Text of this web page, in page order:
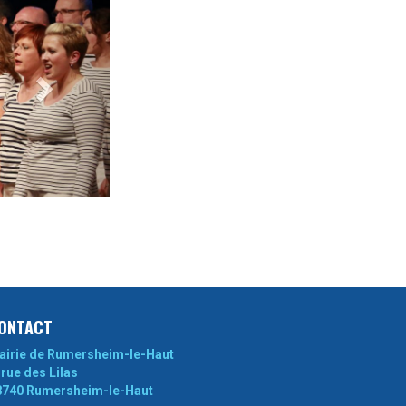
de Rumersheim-le-Haut
des Lilas
Rumersheim-le-Haut